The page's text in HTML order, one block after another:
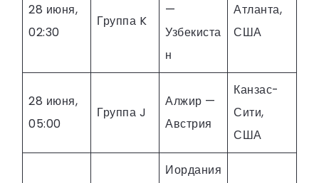
28 июня,
02:30
Группа K
—
Узбекиста
н
Атланта,
США
28 июня,
05:00
Группа J
Алжир —
Австрия
Канзас-
Сити,
США
Иордания